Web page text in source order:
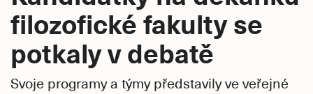
filozofické fakulty se
potkaly v debatě
Svoje programy a týmy představily ve veřejné